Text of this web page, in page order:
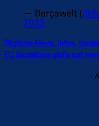
— Barçawelt (
2023
Tägliche News, Infos,
FC Barcelona gibt’s auf
-